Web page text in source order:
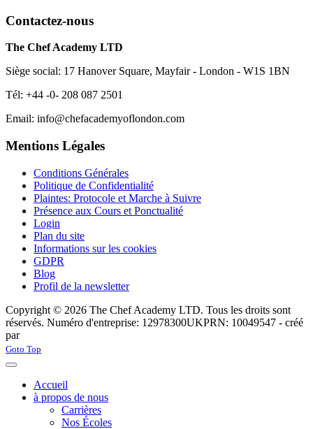
Contactez-nous
The Chef Academy LTD
Siège social: 17 Hanover Square, Mayfair - London - W1S 1BN
Tél: +44 -0- 208 087 2501
Email: info@chefacademyoflondon.com
Mentions Légales
Conditions Générales
Politique de Confidentialité
Plaintes: Protocole et Marche à Suivre
Présence aux Cours et Ponctualité
Login
Plan du site
Informations sur les cookies
GDPR
Blog
Profil de la newsletter
Copyright © 2026 The Chef Academy LTD. Tous les droits sont
réservés. Numéro d'entreprise: 12978300UKPRN: 10049547 - créé
par
Joomla! 3 Templates
Goto Top
Accueil
à propos de nous
Carrières
Nos Écoles